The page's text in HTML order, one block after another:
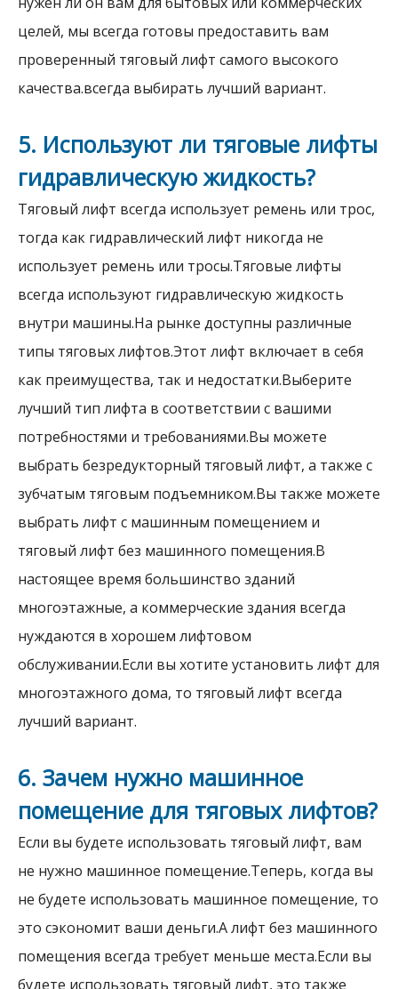
целей, мы всегда готовы предоставить вам
проверенный тяговый лифт самого высокого
качества.всегда выбирать лучший вариант.
5. Используют ли тяговые лифты
гидравлическую жидкость?
Тяговый лифт всегда использует ремень или трос,
тогда как гидравлический лифт никогда не
использует ремень или тросы.Тяговые лифты
всегда используют гидравлическую жидкость
внутри машины.На рынке доступны различные
типы тяговых лифтов.Этот лифт включает в себя
как преимущества, так и недостатки.Выберите
лучший тип лифта в соответствии с вашими
потребностями и требованиями.Вы можете
выбрать безредукторный тяговый лифт, а также с
зубчатым тяговым подъемником.Вы также можете
выбрать лифт с машинным помещением и
тяговый лифт без машинного помещения.В
настоящее время большинство зданий
многоэтажные, а коммерческие здания всегда
нуждаются в хорошем лифтовом
обслуживании.Если вы хотите установить лифт для
многоэтажного дома, то тяговый лифт всегда
лучший вариант.
6. Зачем нужно машинное
помещение для тяговых лифтов?
Если вы будете использовать тяговый лифт, вам
не нужно машинное помещение.Теперь, когда вы
не будете использовать машинное помещение, то
это сэкономит ваши деньги.А лифт без машинного
помещения всегда требует меньше места.Если вы
будете использовать тяговый лифт, это также